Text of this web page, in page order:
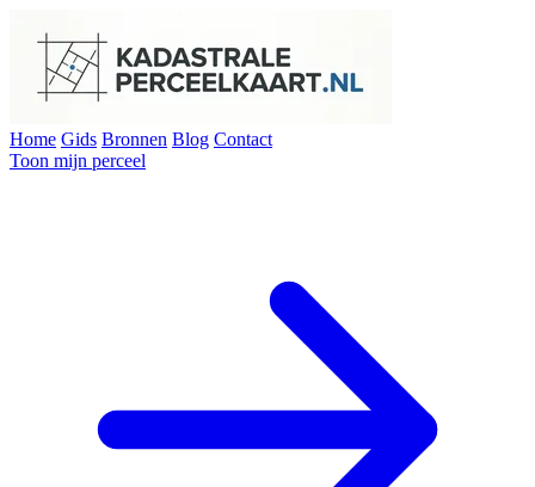
Home Gids Bronnen Blog Contact
Toon mijn perceel